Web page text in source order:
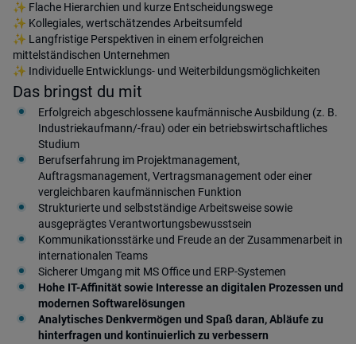
✨ Flache Hierarchien und kurze Entscheidungswege
✨ Kollegiales, wertschätzendes Arbeitsumfeld
✨ Langfristige Perspektiven in einem erfolgreichen
mittelständischen Unternehmen
✨ Individuelle Entwicklungs- und Weiterbildungsmöglichkeiten
Das bringst du mit
Erfolgreich abgeschlossene kaufmännische Ausbildung (z. B.
Industriekaufmann/-frau) oder ein betriebswirtschaftliches
Studium
Berufserfahrung im Projektmanagement,
Auftragsmanagement, Vertragsmanagement oder einer
vergleichbaren kaufmännischen Funktion
Strukturierte und selbstständige Arbeitsweise sowie
ausgeprägtes Verantwortungsbewusstsein
Kommunikationsstärke und Freude an der Zusammenarbeit in
internationalen Teams
Sicherer Umgang mit MS Office und ERP-Systemen
Hohe IT-Affinität sowie Interesse an digitalen Prozessen und
modernen Softwarelösungen
Analytisches Denkvermögen und Spaß daran, Abläufe zu
hinterfragen und kontinuierlich zu verbessern